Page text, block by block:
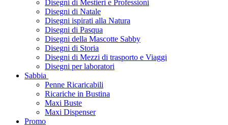
Disegni di Mestieri e Professioni
Disegni di Natale
Disegni ispirati alla Natura
Disegni di Pasqua
Disegni della Mascotte Sabby
Disegni di Storia
Disegni di Mezzi di trasporto e Viaggi
Disegni per laboratori
Sabbia
Penne Ricaricabili
Ricariche in Bustina
Maxi Buste
Maxi Dispenser
Promo